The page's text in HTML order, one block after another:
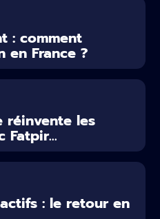
: comment
en France ?
réinvente les
Fatpir...
: le retour en